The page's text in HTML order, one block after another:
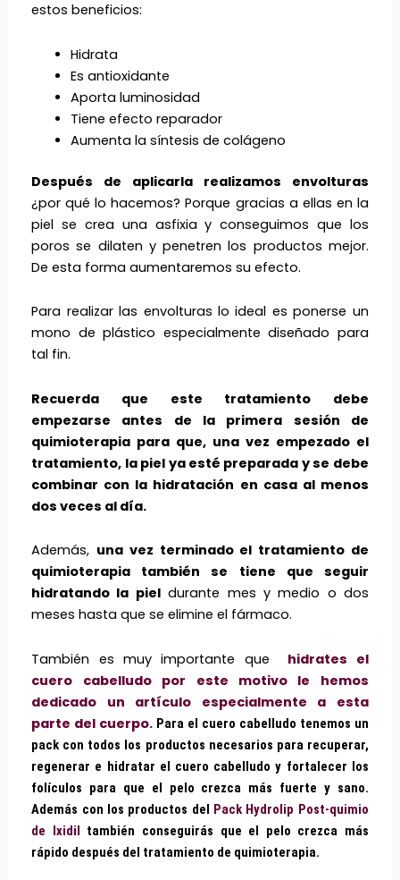
estos beneficios:
Hidrata
Es antioxidante
Aporta luminosidad
Tiene efecto reparador
Aumenta la síntesis de colágeno
Después de aplicarla realizamos envolturas
¿por qué lo hacemos? Porque gracias a ellas en la
piel se crea una asfixia y conseguimos que los
poros se dilaten y penetren los productos mejor.
De esta forma aumentaremos su efecto.
Para realizar las envolturas lo ideal es ponerse un
mono de plástico especialmente diseñado para
tal fin.
Recuerda que este tratamiento debe
empezarse antes de la primera sesión de
quimioterapia para que, una vez empezado el
tratamiento, la piel ya esté preparada y se debe
combinar con la hidratación en casa al menos
dos veces al día.
Además, una vez terminado el tratamiento de
quimioterapia también se tiene que seguir
hidratando la pieldurante mes y medio o dos
meses hasta que se elimine el fármaco.
También es muy importante que hidrates el
cuero cabelludo por este motivo le hemos
dedicado un artículo especialmente a esta
parte del cuerpo. Para el cuero cabelludo tenemos un
pack con todos los productos necesarios para recuperar,
regenerar e hidratar el cuero cabelludo y fortalecer los
folículos para que el pelo crezca más fuerte y sano.
Además con los productos del Pack Hydrolip Post-quimio
de Ixidil también conseguirás que el pelo crezca más
rápido después del tratamiento de quimioterapia.